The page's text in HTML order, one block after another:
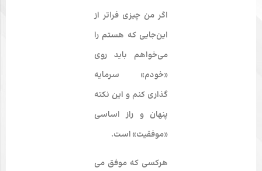
اگر من چیزی فراتر از
این‌‌جایی که هستم را
می­‌خواهم باید روی
«خودم» سرمایه­‌
گذاری کنم و این نکته
پنهان و راز اساسی
«موفقیت» است.
هرکسی که موفق می­‌